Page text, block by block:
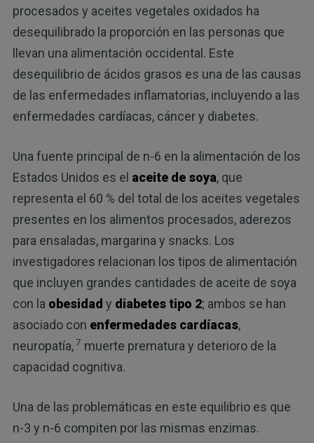
procesados y aceites vegetales oxidados ha
desequilibrado la proporción en las personas que
llevan una alimentación occidental. Este
desequilibrio de ácidos grasos es una de las causas
de las enfermedades inflamatorias, incluyendo a las
enfermedades cardíacas, cáncer y diabetes.
Una fuente principal de n-6 en la alimentación de los
Estados Unidos es el aceite de soya, que
representa el 60 % del total de los aceites vegetales
presentes en los alimentos procesados, aderezos
para ensaladas, margarina y snacks. Los
investigadores relacionan los tipos de alimentación
que incluyen grandes cantidades de aceite de soya
con la obesidad y diabetes tipo 2; ambos se han
asociado con enfermedades cardíacas,
neuropatía,7 muerte prematura y deterioro de la
capacidad cognitiva.
Una de las problemáticas en este equilibrio es que
n-3 y n-6 compiten por las mismas enzimas.